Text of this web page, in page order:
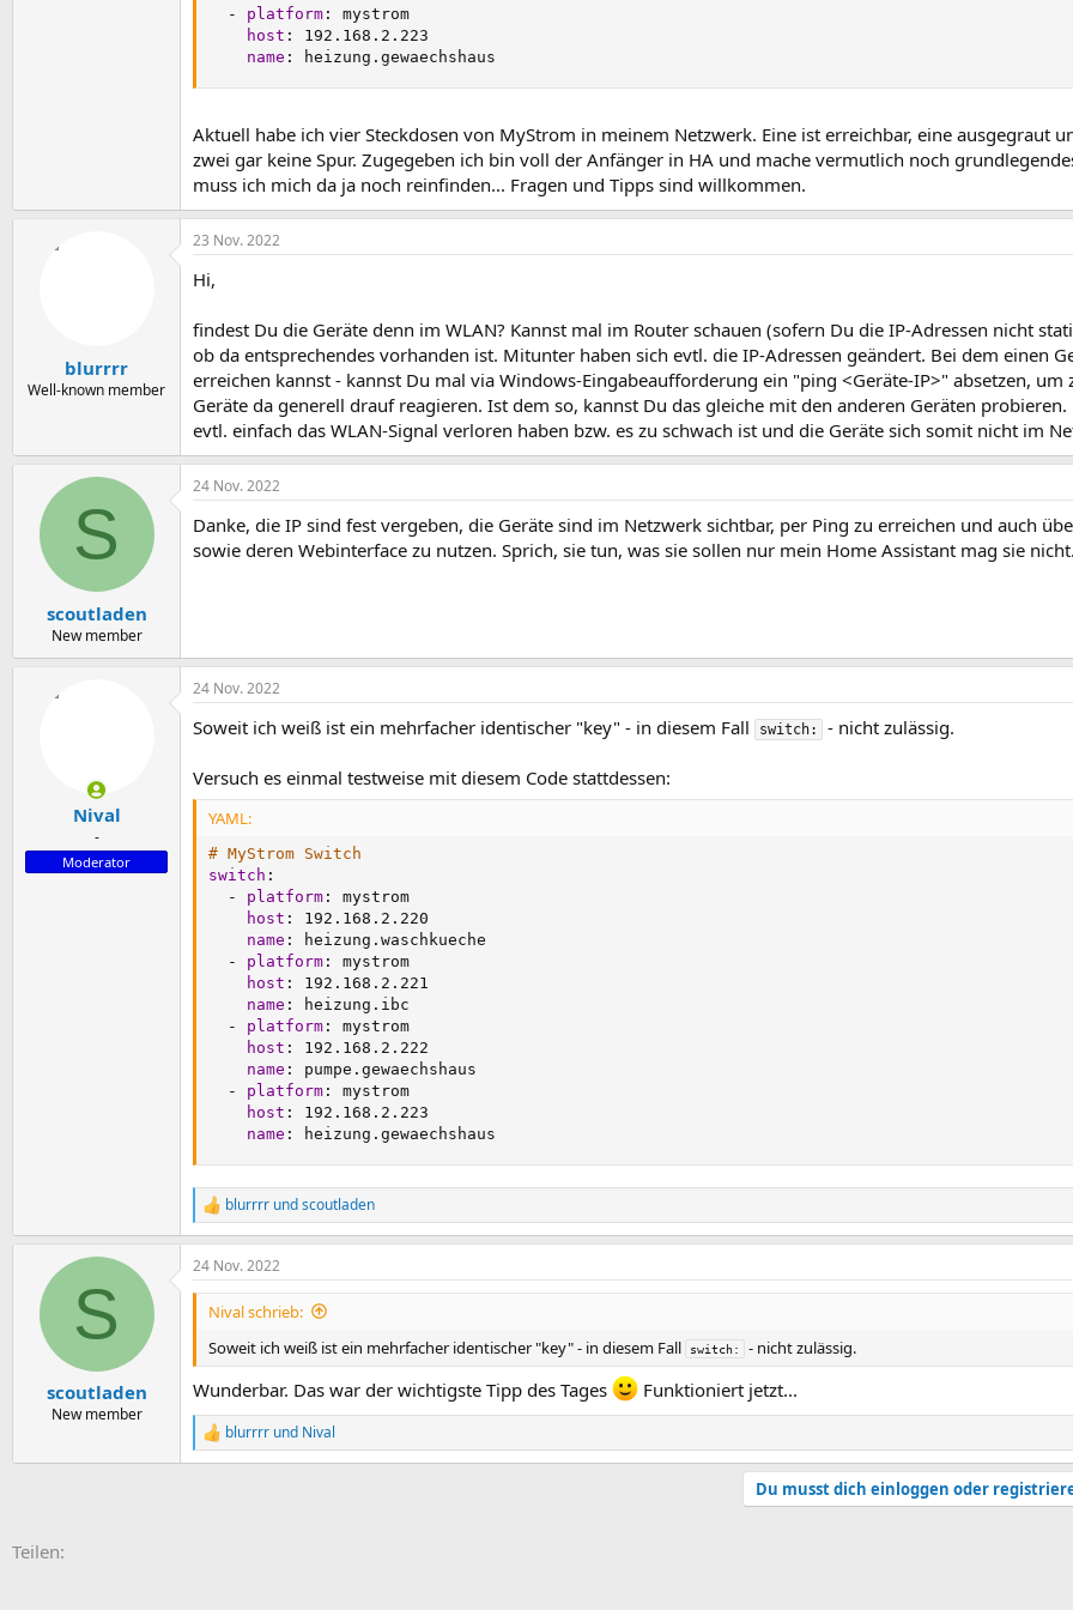
-
platform :
mystrom
host :
192.168.2.223
name : heizung.gewaechshaus
Aktuell habe ich vier Steckdosen von MyStrom in meinem Netzwerk. Eine ist erreichbar, eine ausgegraut
zwei gar keine Spur. Zugegeben ich bin voll der Anfänger in HA und mache vermutlich noch
muss ich mich da ja noch reinfinden... Fragen und Tipps sind willkommen.
blurrrr
Well-known member
23 Nov. 2022
Hi,
findest Du die Geräte denn im WLAN? Kannst mal im Router schauen (sofern Du die IP-Adressen nicht
ob da entsprechendes vorhanden ist. Mitunter haben sich evtl. die IP-Adressen geändert. Bei dem einen
erreichen kannst - kannst Du mal via Windows-Eingabeaufforderung ein "ping <Geräte-IP>" absetzen, um
Geräte da generell drauf reagieren. Ist dem so, kannst Du das gleiche mit den anderen Geräten probieren.
evtl. einfach das WLAN-Signal verloren haben bzw. es zu schwach ist und die Geräte sich somit nicht im
S
scoutladen
New member
24 Nov. 2022
Danke, die IP sind fest vergeben, die Geräte sind im Netzwerk sichtbar, per Ping zu erreichen und auch
sowie deren Webinterface zu nutzen. Sprich, sie tun, was sie sollen nur mein Home Assistant mag sie
Nival
-
Moderator
24 Nov. 2022
Soweit ich weiß ist ein mehrfacher identischer "key" - in diesem Fall switch: - nicht zulässig.
Versuch es einmal testweise mit diesem Code stattdessen:
YAML:
# MyStrom Switch
switch :
-
platform :
mystrom
host :
192.168.2.220
name :
heizung.waschkueche
-
platform :
mystrom
host :
192.168.2.221
name :
heizung.ibc
-
platform :
mystrom
host :
192.168.2.222
name :
pumpe.gewaechshaus
-
platform :
mystrom
host :
192.168.2.223
name : heizung.gewaechshaus
R
e
a
k
t
n
e
n
:
blurrrr undscoutladen
S
scoutladen
New member
24 Nov. 2022
Nival schrieb:
Soweit ich weiß ist ein mehrfacher identischer "key" - in diesem Fall
switch: - nicht zulässig.
Wunderbar. Das war der wichtigste Tipp des Tages Funktioniert jetzt...
R
e
blurrrr und Nival
Du musst dich einloggen oder
Teilen: